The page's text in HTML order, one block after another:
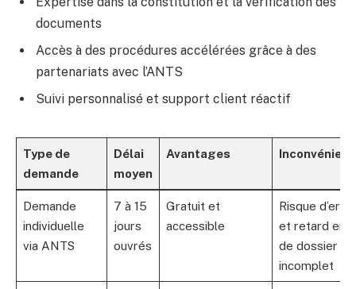
documents
Accès à des procédures accélérées grâce à des
partenariats avec l’ANTS
Suivi personnalisé et support client réactif
Type de
demande
Délai
moyen
Avantages
Demande
individuelle
via ANTS
7 à 15
jours
ouvrés
Gratuit et
accessible
Risque
et retard en
de dossier
incomplet